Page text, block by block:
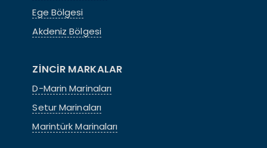
Ege Bölgesi
Akdeniz Bölgesi
ZİNCİR MARKALAR
D-Marin Marinaları
Setur Marinaları
Marintürk Marinaları